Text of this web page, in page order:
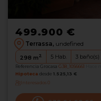
499.900 €
Terrassa, undefined
298 m2 5 Hab. 3 baño(s)
Referencia Grocasa G38_1056661
Hipoteca desde 1.525,13 €
Interesados0